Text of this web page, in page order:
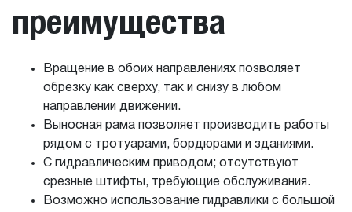
преимущества
Вращение в обоих направлениях позволяет
обрезку как сверху, так и снизу в любом
направлении движении.
Выносная рама позволяет производить работы
рядом с тротуарами, бордюрами и зданиями.
С гидравлическим приводом; отсутствуют
срезные штифты, требующие обслуживания.
Возможно использование гидравлики с большой